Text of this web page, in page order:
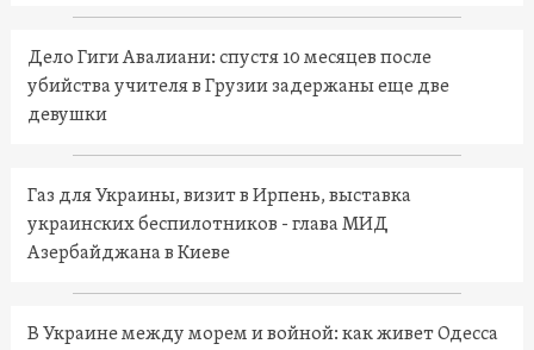
Дело Гиги Авалиани: спустя 10 месяцев после
убийства учителя в Грузии задержаны еще две
девушки
Газ для Украины, визит в Ирпень, выставка
украинских беспилотников - глава МИД
Азербайджана в Киеве
В Украине между морем и войной: как живет Одесса